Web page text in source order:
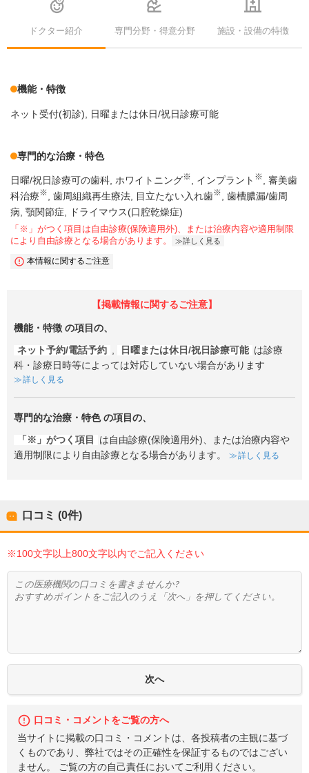
ドクター紹介 専門分野・得意分野 施設・設備の特徴
機能・特徴
ネット受付(初診) 日曜または休日/祝日診療可能
専門的な治療・特色
日曜/祝日診療可の歯科 ホワイトニング※ インプラント ※
審美歯
科治療※ 歯周組織再生療法 目立たない入れ歯※
歯槽膿漏/歯周
病 顎関節症 ドライマウス(口腔乾燥症)
「※」がつく項目は自由診療(保険適用外)、または治療内容や適用制限
により自由診療となる場合があります。
詳しく見る
本情報に関するご注意
【掲載情報に関するご注意】
機能・特徴 の項目の、
ネット予約/電話予約 , 日曜または休日/祝日診療可能 は診療
科・診療日時等によっては対応していない場合があります
詳しく見る
専門的な治療・特色の項目の、
「※」がつく項目
は自由診療(保険適用外)、または治療内容や
適用制限により自由診療となる場合があります。
詳しく見る
口コミ (0件)
※100文字以上800文字以内でご記入ください
口コミ・コメントをご覧の方へ
当サイトに掲載の口コミ・コメントは、各投稿者の主観に基づ
くものであり、弊社ではその正確性を保証するものではござい
ません。 ご覧の方の自己責任においてご利用ください。